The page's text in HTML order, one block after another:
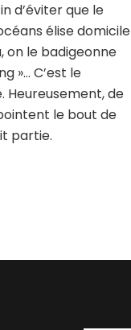
d’éviter que le
élise domicile
on le badigeonne
»… C’est le
Heureusement, de
le bout de
partie.